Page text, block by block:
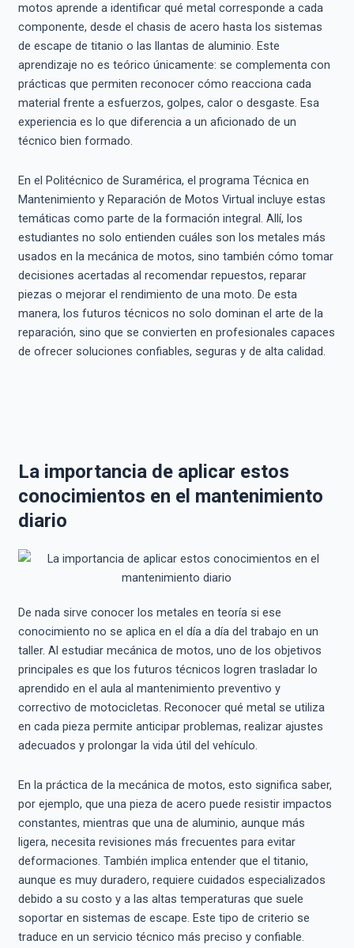
motos aprende a identificar qué metal corresponde a cada
componente, desde el chasis de acero hasta los sistemas
de escape de titanio o las llantas de aluminio. Este
aprendizaje no es teórico únicamente: se complementa con
prácticas que permiten reconocer cómo reacciona cada
material frente a esfuerzos, golpes, calor o desgaste. Esa
experiencia es lo que diferencia a un aficionado de un
técnico bien formado.
En el Politécnico de Suramérica, el programa Técnica en
Mantenimiento y Reparación de Motos Virtual incluye estas
temáticas como parte de la formación integral. Allí, los
estudiantes no solo entienden cuáles son los metales más
usados en la mecánica de motos, sino también cómo tomar
decisiones acertadas al recomendar repuestos, reparar
piezas o mejorar el rendimiento de una moto. De esta
manera, los futuros técnicos no solo dominan el arte de la
reparación, sino que se convierten en profesionales capaces
de ofrecer soluciones confiables, seguras y de alta calidad.
La importancia de aplicar estos
conocimientos en el mantenimiento
diario
De nada sirve conocer los metales en teoría si ese
conocimiento no se aplica en el día a día del trabajo en un
taller. Al estudiar mecánica de motos, uno de los objetivos
principales es que los futuros técnicos logren trasladar lo
aprendido en el aula al mantenimiento preventivo y
correctivo de motocicletas. Reconocer qué metal se utiliza
en cada pieza permite anticipar problemas, realizar ajustes
adecuados y prolongar la vida útil del vehículo.
En la práctica de la mecánica de motos, esto significa saber,
por ejemplo, que una pieza de acero puede resistir impactos
constantes, mientras que una de aluminio, aunque más
ligera, necesita revisiones más frecuentes para evitar
deformaciones. También implica entender que el titanio,
aunque es muy duradero, requiere cuidados especializados
debido a su costo y a las altas temperaturas que suele
soportar en sistemas de escape. Este tipo de criterio se
traduce en un servicio técnico más preciso y confiable.